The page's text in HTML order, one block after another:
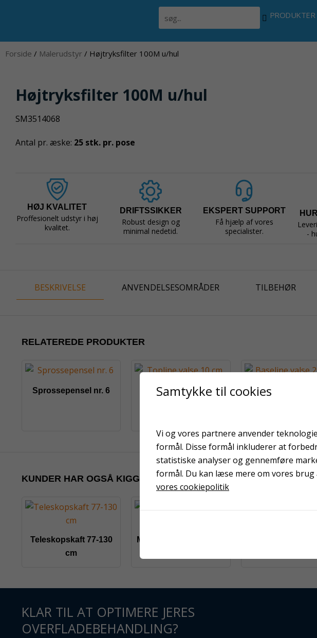
PRODUKTER
Forside / Malerudstyr / Højtryksfilter 100M u/hul
Højtryksfilter 100M u/hul
SM3514068
Antal pr. æske: 25 stk. pr. pose
HØJ KVALITET
Proffesionelt udstyr i høj
kvalitet.
DRIFTSSIKKER
Robust design og
minimal nedetid.
EKSPERT SUPPORT
Få hjælp af vores
specialister.
-
BESKRIVELSE ANVENDELSESOMRÅDER TILBEHØR
RELATEREDE PRODUKTER
Sprossepensel nr. 6 Topline valse 10 cm
Baseline valse 25
KUNDER HAR OGSÅ KIGGET PÅ
Teleskopskaft 77-130
cm
Magic strukturvalse 10
KLAR TIL AT OPTIMERE JERES
OVERFLADEBEHANDLING?
Samtykke til cookies
Vi og vores partnere anvender
formål. Disse formål inkluderer at
statistiske analyser og gennemføre
formål. Du kan læse mere om vores
vores cookiepolitik